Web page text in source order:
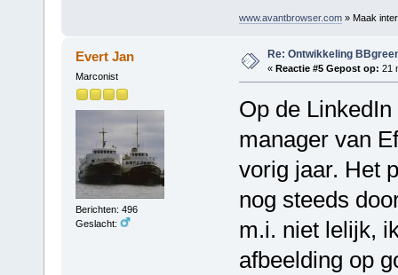
www.avantbrowser.com» Maak
Evert Jan
Marconist
Berichten: 496
Geslacht:
Re: Ontwikkeling
« Reactie #5 Gepost op: 21
Op de
manager van
vorig jaar. Het
nog steeds
m.i. niet lelijk,
afbeelding op